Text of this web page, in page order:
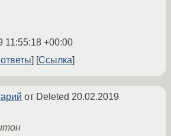
11:55:18 +00:00
Ссылка
от Deleted 20.02.2019